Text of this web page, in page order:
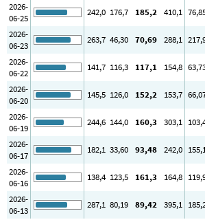
2026-
06-25
242,0 176,7 185,2 410,1 76
2026-
06-23
263,7 46,30 70,69 288,1 217
2026-
06-22
141,7 116,3 117,1 154,8 63
2026-
06-20
145,5 126,0 152,2 153,7 66
2026-
06-19
244,6 144,0 160,3 303,1 103
2026-
06-17
182,1 33,60 93,48 242,0 155
2026-
06-16
138,4 123,5 161,3 164,8 119
2026-
06-13
287,1 80,19 89,42 395,1 185